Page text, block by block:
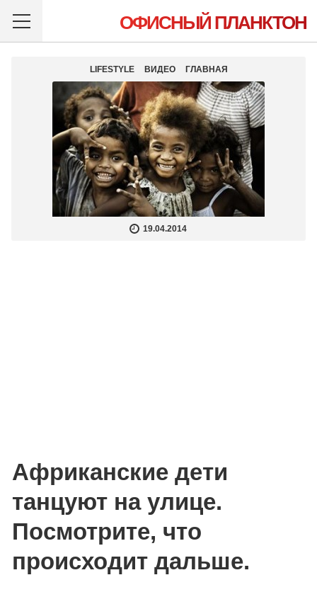
ОФИСНЫЙ ПЛАНКТОН
LIFESTYLE ВИДЕО ГЛАВНАЯ
19.04.2014
Африканские дети
танцуют на улице.
Посмотрите, что
происходит дальше.